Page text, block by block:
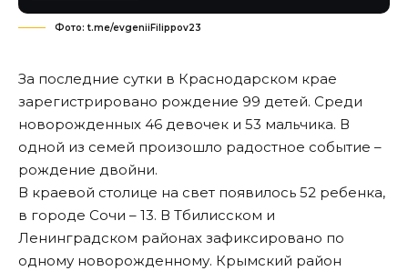
Фото: t.me/evgeniiFilippov23
За последние сутки в Краснодарском крае
зарегистрировано рождение 99 детей. Среди
новорожденных 46 девочек и 53 мальчика. В
одной из семей произошло радостное событие –
рождение двойни.
В краевой столице на свет появилось 52 ребенка,
в городе Сочи – 13. В Тбилисском и
Ленинградском районах зафиксировано по
одному новорожденному. Крымский район